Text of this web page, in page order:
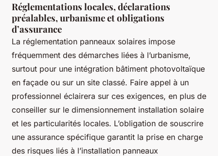
Réglementations locales, déclarations
préalables, urbanisme et obligations
d’assurance
La réglementation panneaux solaires impose
fréquemment des démarches liées à l’urbanisme,
surtout pour une intégration bâtiment photovoltaïque
en façade ou sur un site classé. Faire appel à un
professionnel éclairera sur ces exigences, en plus de
conseiller sur le dimensionnement installation solaire
et les particularités locales. L’obligation de souscrire
une assurance spécifique garantit la prise en charge
des risques liés à l’installation panneaux